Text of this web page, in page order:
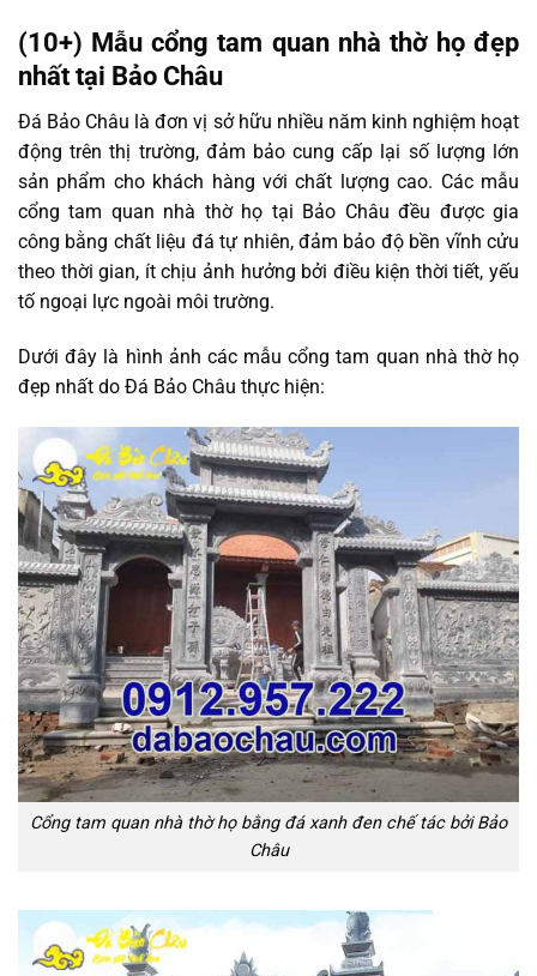
(10+) Mẫu cổng tam quan nhà thờ họ đẹp
nhất tại Bảo Châu
Đá Bảo Châu là đơn vị sở hữu nhiều năm kinh nghiệm hoạt
động trên thị trường, đảm bảo cung cấp lại số lượng lớn
sản phẩm cho khách hàng với chất lượng cao. Các mẫu
cổng tam quan nhà thờ họ tại Bảo Châu đều được gia
công bằng chất liệu đá tự nhiên, đảm bảo độ bền vĩnh cửu
theo thời gian, ít chịu ảnh hưởng bởi điều kiện thời tiết, yếu
tố ngoại lực ngoài môi trường.
Dưới đây là hình ảnh các mẫu cổng tam quan nhà thờ họ
đẹp nhất do Đá Bảo Châu thực hiện:
Cổng tam quan nhà thờ họ bằng đá xanh đen chế tác bởi Bảo
Châu